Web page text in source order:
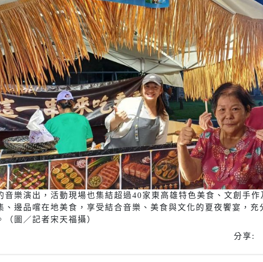
音樂演出，活動現場也集結超過40家東高雄特色美食、文創手
、邊品嚐在地美食，享受結合音樂、美食與文化的夏夜饗宴，充
（圖／記者宋天福攝）
分享: